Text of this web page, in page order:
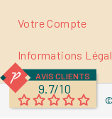
Votre Compte
Informations
AVIS CLIENTS
9.7/10